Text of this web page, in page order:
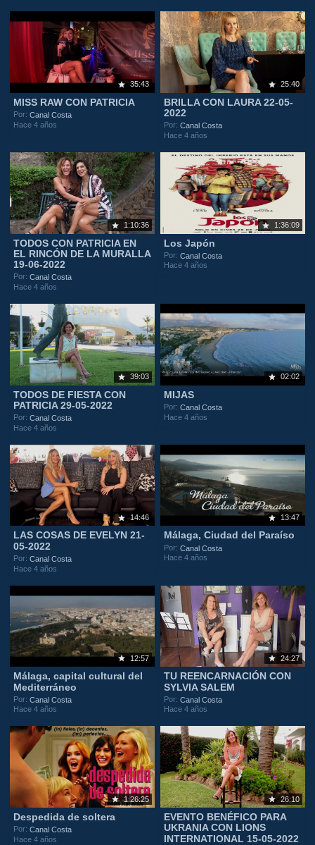
35:43
MISS RAW CON PATRICIA
Por:Canal Costa
Hace 4 años
25:40
BRILLA CON LAURA 22-05-
2022
Por:Canal Costa
Hace 4 años
1:10:36
TODOS CON PATRICIA EN
EL RINCÓN DE LA MURALLA
19-06-2022
Por:Canal Costa
Hace 4 años
1:36:09
Los Japón
Por:Canal Costa
Hace 4 años
39:03
TODOS DE FIESTA CON
PATRICIA 29-05-2022
Por:Canal Costa
Hace 4 años
02:02
MIJAS
Por:Canal Costa
Hace 4 años
14:46
LAS COSAS DE EVELYN 21-
05-2022
Por:Canal Costa
Hace 4 años
13:47
Málaga, Ciudad del Paraíso
Por:Canal Costa
Hace 4 años
12:57
Málaga, capital cultural del
Mediterráneo
Por:Canal Costa
Hace 4 años
24:27
TU REENCARNACIÓN CON
SYLVIA SALEM
Por:Canal Costa
Hace 4 años
1:26:25
Despedida de soltera
Por:Canal Costa
Hace 4 años
26:10
EVENTO BENÉFICO PARA
UKRANIA CON LIONS
INTERNATIONAL 15-05-2022